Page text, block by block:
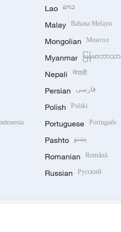
Lao ລາວ
Malay Bahasa Melayu
Mongolian Монгол
Myanmar မြန်မာဘာသာ
Nepali नेपाली
Persian فارسی
Polish Polski
Portuguese Português
Pashto پښتو
Romanian Română
Russian Русский